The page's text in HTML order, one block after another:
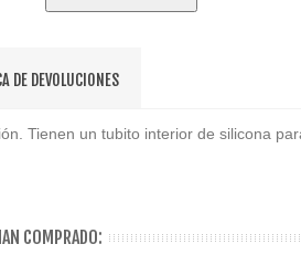
DE DEVOLUCIONES
Tienen un tubito interior de silicona
COMPRADO: